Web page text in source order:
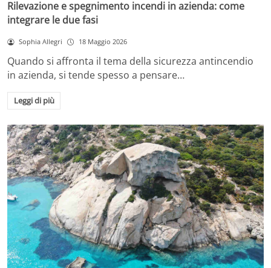
Rilevazione e spegnimento incendi in azienda: come
integrare le due fasi
Sophia Allegri 18 Maggio 2026
Quando si affronta il tema della sicurezza antincendio
in azienda, si tende spesso a pensare…
Leggi di più